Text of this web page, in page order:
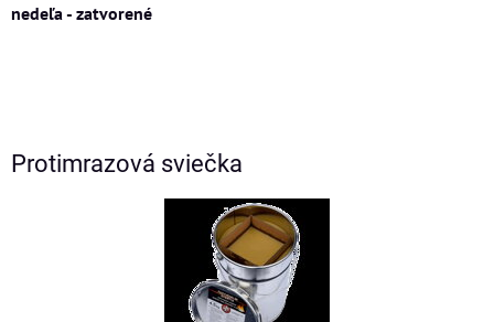
nedeľa - zatvorené
Protimrazová sviečka